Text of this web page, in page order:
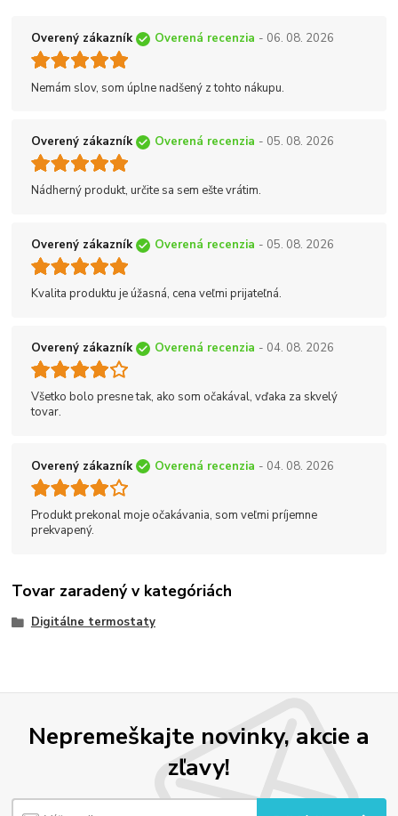
Overený zákazník Overená recenzia - 06. 08. 2026
Nemám slov, som úplne nadšený z tohto nákupu.
Overený zákazník Overená recenzia - 05. 08. 2026
Nádherný produkt, určite sa sem ešte vrátim.
Overený zákazník Overená recenzia - 05. 08. 2026
Kvalita produktu je úžasná, cena veľmi prijateľná.
Overený zákazník Overená recenzia - 04. 08. 2026
Všetko bolo presne tak, ako som očakával, vďaka za skvelý
tovar.
Overený zákazník Overená recenzia - 04. 08. 2026
Produkt prekonal moje očakávania, som veľmi príjemne
prekvapený.
Tovar zaradený v kategóriách
Digitálne termostaty
Nepremeškajte novinky, akcie a
zľavy!